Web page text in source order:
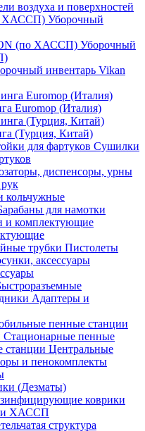
воздуха и поверхностей
Уборочный
Уборочный
инвентарь Vikan
Euromop (Италия)
(Турция, Китай)
Сушилки
диспенсоры, урны
кольчужные
для намотки
Пистолеты
Адаптеры и
пенные станции
Стационарные пенные
Центральные
(Дезматы)
коврики
ХАССП